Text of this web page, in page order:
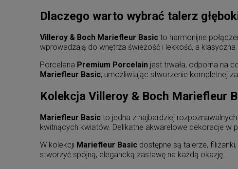
Dlaczego warto wybrać talerz
Villeroy & Boch Mariefleur Basic to harmonijne
wprowadzają do wnętrza świeżość i lekkość, a
Porcelana Premium Porcelain jest trwała, odporna na
Mariefleur Basic, umożliwiając stworzenie kompletnej
Kolekcja Villeroy & Boch Mariefleur
Mariefleur Basic to jedna z najbardziej
kwitnących kwiatów. Delikatne akwarelowe dekoracje
W kolekcji Mariefleur Basic dostępne są talerze,
stworzyć spójną, elegancką zastawę na każdą okazję.